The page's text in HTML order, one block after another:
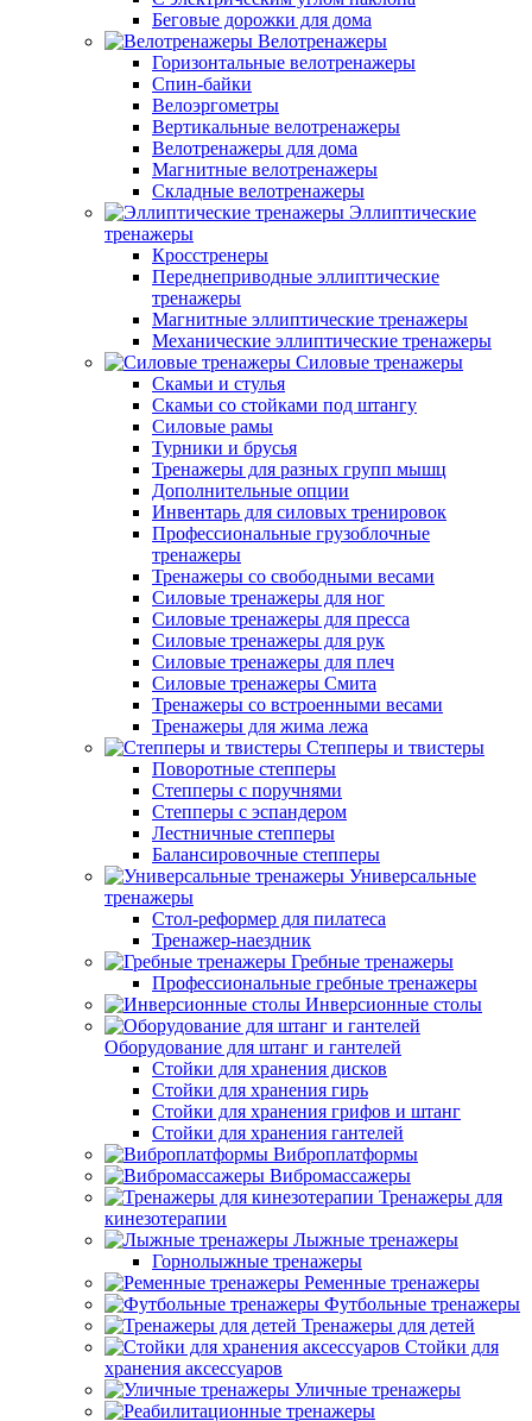
Беговые дорожки для дома
Велотренажеры
Горизонтальные велотренажеры
Спин-байки
Велоэргометры
Вертикальные велотренажеры
Велотренажеры для дома
Магнитные велотренажеры
Складные велотренажеры
Эллиптические
тренажеры
Кросстренеры
Переднеприводные эллиптические
тренажеры
Магнитные эллиптические тренажеры
Механические эллиптические тренажеры
Силовые тренажеры
Скамьи и стулья
Скамьи со стойками под штангу
Силовые рамы
Турники и брусья
Тренажеры для разных групп мышц
Дополнительные опции
Инвентарь для силовых тренировок
Профессиональные грузоблочные
тренажеры
Тренажеры со свободными весами
Силовые тренажеры для ног
Силовые тренажеры для пресса
Силовые тренажеры для рук
Силовые тренажеры для плеч
Силовые тренажеры Смита
Тренажеры со встроенными весами
Тренажеры для жима лежа
Степперы и твистеры
Поворотные степперы
Степперы с поручнями
Степперы с эспандером
Лестничные степперы
Балансировочные степперы
Универсальные
тренажеры
Стол-реформер для пилатеса
Тренажер-наездник
Гребные тренажеры
Профессиональные гребные тренажеры
Инверсионные столы
Оборудование для штанг и гантелей
Стойки для хранения дисков
Стойки для хранения гирь
Стойки для хранения грифов и штанг
Стойки для хранения гантелей
Виброплатформы
Вибромассажеры
Тренажеры для
кинезотерапии
Лыжные тренажеры
Горнолыжные тренажеры
Ременные тренажеры
Футбольные тренажеры
Тренажеры для детей
Стойки для
хранения аксессуаров
Уличные тренажеры